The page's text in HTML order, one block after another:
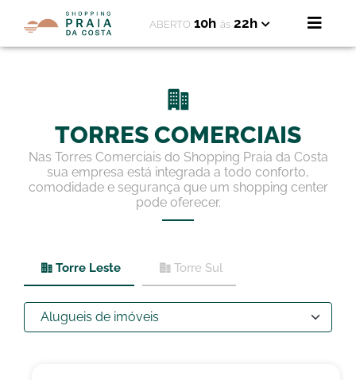
ABERTO 10h às 22h
TORRES COMERCIAIS
Nas Torres Comerciais do Shopping Praia da Costa
sua empresa está integrada a todo conforto,
comodidade e segurança que um shopping center
pode oferecer.
Torre Leste Torre Sul